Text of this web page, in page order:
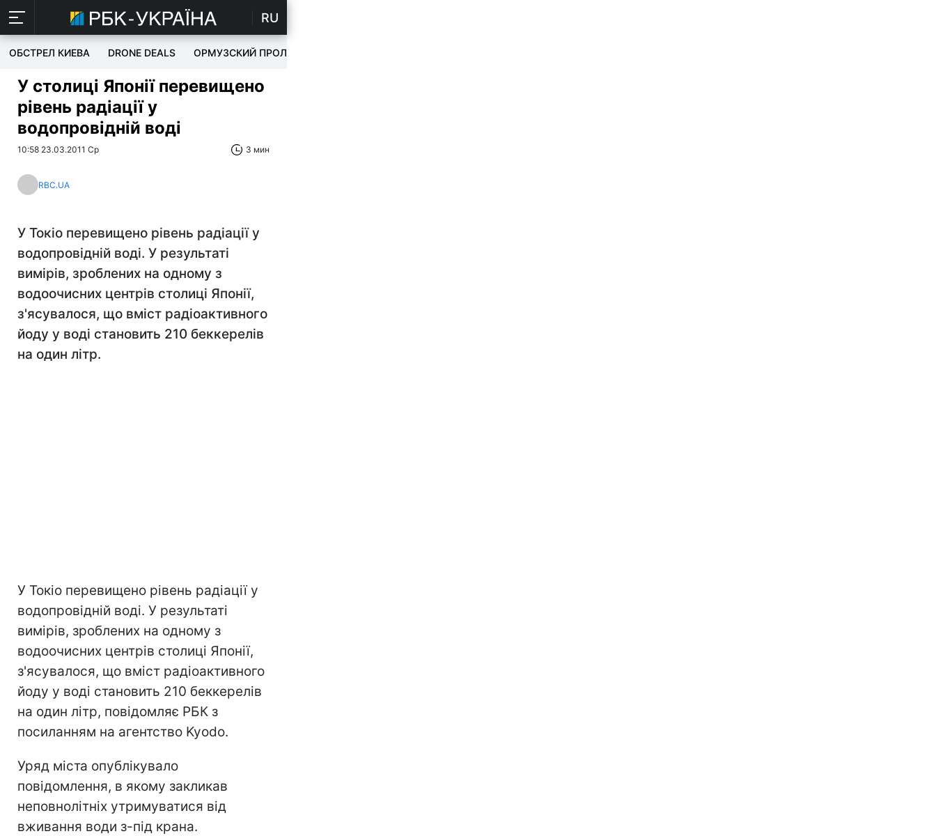
RU
ОБСТРЕЛ КИЕВА DRONE DEALS ОРМУЗСКИЙ ПРОЛИВ
У столиці Японії перевищено
рівень радіації у
водопровідній воді
10:58 23.03.2011 Ср 3 мин
RBC.UA
У Токіо перевищено рівень радіації у
водопровідній воді. У результаті
вимірів, зроблених на одному з
водоочисних центрів столиці Японії,
з'ясувалося, що вміст радіоактивного
йоду у воді становить 210 беккерелів
на один літр.
У Токіо перевищено рівень радіації у
водопровідній воді. У результаті
вимірів, зроблених на одному з
водоочисних центрів столиці Японії,
з'ясувалося, що вміст радіоактивного
йоду у воді становить 210 беккерелів
на один літр, повідомляє РБК з
посиланням на агентство Kyodo.
Уряд міста опублікувало
повідомлення, в якому закликав
неповнолітніх утримуватися від
вживання води з-під крана.